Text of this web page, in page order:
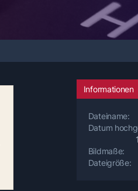
Informationen
Dateiname
Datum
Bildmaße
Dateigröße